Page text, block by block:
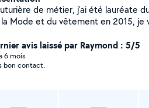
de métier, j'ai été lauréate
Mode et du vêtement en 2015, je
toutes propositions. J'ai prit des
5 ans chez un professeur
de Paris. Et maintenant
avis laissé par Raymond : 5/5
6 mois
bon contact.